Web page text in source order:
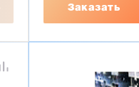
Заказать